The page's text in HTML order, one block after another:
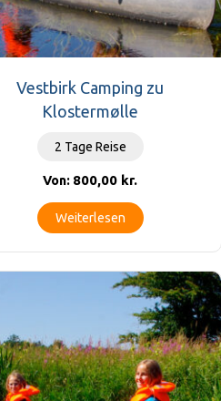
Vestbirk Camping zu
Klostermølle
2 Tage Reise
Von: 800,00 kr.
Weiterlesen